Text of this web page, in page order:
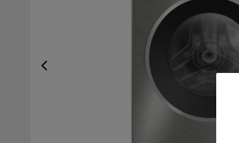
Previous